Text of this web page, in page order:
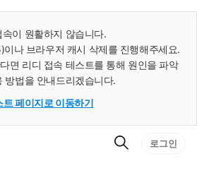
속이 원활하지 않습니다.
나 브라우저 캐시 삭제를 진행해주세요.
면 리디 접속 테스트를 통해 원인을 파악
방법을 안내드리겠습니다.
트 페이지로 이동하기
검
로그인